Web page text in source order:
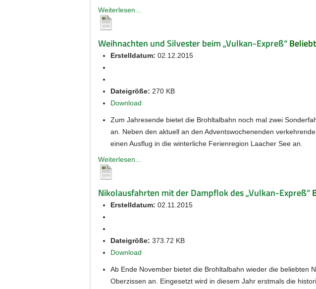
Weiterlesen...
Weihnachten und Silvester beim „Vulkan-Expreß“Beliebt
Erstelldatum: 02.12.2015
Dateigröße: 270 KB
Download
Zum Jahresende bietet die Brohltalbahn noch mal zwei
an. Neben den aktuell an den Adventswochenenden
einen Ausflug in die winterliche Ferienregion Laacher See an.
Weiterlesen...
Nikolausfahrten mit der Dampflok des „Vulkan-Expreß“
Erstelldatum: 02.11.2015
Dateigröße: 373.72 KB
Download
Ab Ende November bietet die Brohltalbahn wieder die beliebten
Oberzissen an. Eingesetzt wird in diesem Jahr erstmals die